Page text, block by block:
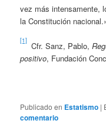
vez más intensamente,
la Constitución
[1] Cfr. Sanz, Pablo,
positivo, Fundación
Publicado en Estatismo |
comentario